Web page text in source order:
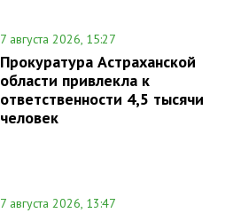
7 августа 2026, 15:27
Прокуратура Астраханской
области привлекла к
ответственности 4,5 тысячи
человек
7 августа 2026, 13:47